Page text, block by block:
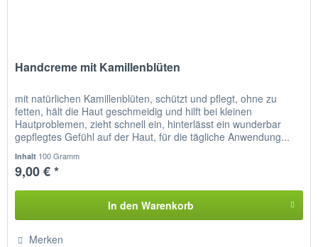
Handcreme mit Kamillenblüten
mit natürlichen Kamillenblüten, schützt und pflegt, ohne zu
fetten, hält die Haut geschmeidig und hilft bei kleinen
Hautproblemen, zieht schnell ein, hinterlässt ein wunderbar
gepflegtes Gefühl auf der Haut, für die tägliche Anwendung...
Inhalt 100 Gramm
9,00 € *
In den Warenkorb
Merken